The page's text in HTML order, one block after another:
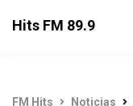
Hits FM 89.9
FM Hits Noticias